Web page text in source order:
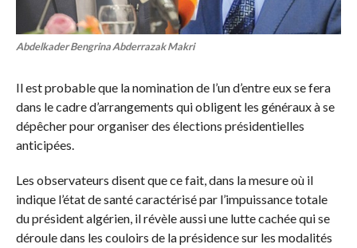
Abdelkader Bengrina Abderrazak Makri
Il est probable que la nomination de l’un d’entre eux se fera
dans le cadre d’arrangements qui obligent les généraux à se
dépêcher pour organiser des élections présidentielles
anticipées.
Les observateurs disent que ce fait, dans la mesure où il
indique l’état de santé caractérisé par l’impuissance totale
du président algérien, il révèle aussi une lutte cachée qui se
déroule dans les couloirs de la présidence sur les modalités